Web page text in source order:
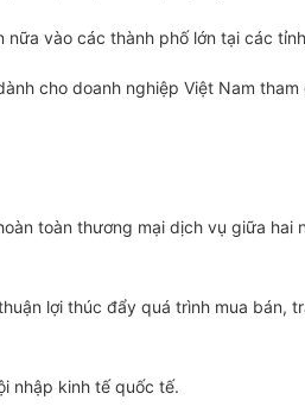
vào các thành phố lớn tại các
cho doanh nghiệp Việt Nam
toàn thương mại dịch vụ giữa hai
lợi thúc đẩy quá trình mua bán,
nhập kinh tế quốc tế.